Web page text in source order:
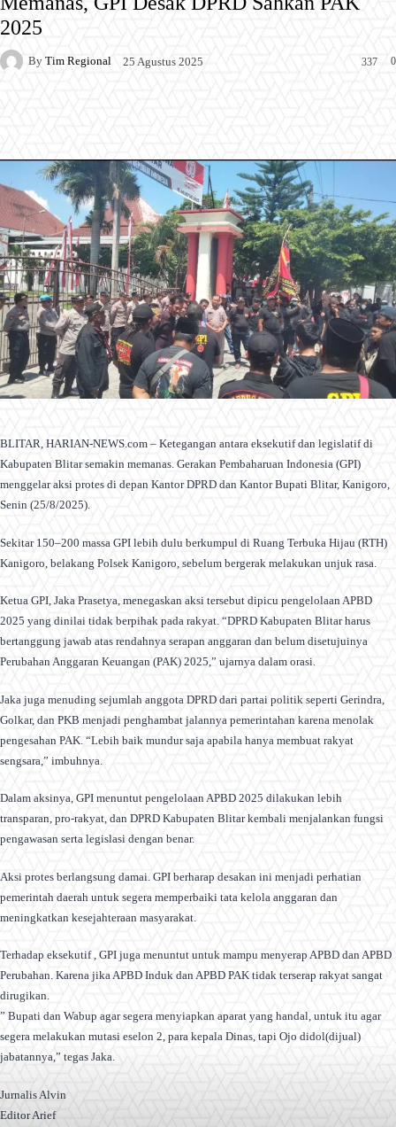
2025
By Tim Regional 25 Agustus 2025 0
337
BLITAR, HARIAN-NEWS.com – Ketegangan antara eksekutif dan legislatif di
Kabupaten Blitar semakin memanas. Gerakan Pembaharuan Indonesia (GPI)
menggelar aksi protes di depan Kantor DPRD dan Kantor Bupati Blitar, Kanigoro,
Senin (25/8/2025).
Sekitar 150–200 massa GPI lebih dulu berkumpul di Ruang Terbuka Hijau (RTH)
Kanigoro, belakang Polsek Kanigoro, sebelum bergerak melakukan unjuk rasa.
Ketua GPI, Jaka Prasetya, menegaskan aksi tersebut dipicu pengelolaan APBD
2025 yang dinilai tidak berpihak pada rakyat. “DPRD Kabupaten Blitar harus
bertanggung jawab atas rendahnya serapan anggaran dan belum disetujuinya
Perubahan Anggaran Keuangan (PAK) 2025,” ujarnya dalam orasi.
Jaka juga menuding sejumlah anggota DPRD dari partai politik seperti Gerindra,
Golkar, dan PKB menjadi penghambat jalannya pemerintahan karena menolak
pengesahan PAK. “Lebih baik mundur saja apabila hanya membuat rakyat
sengsara,” imbuhnya.
Dalam aksinya, GPI menuntut pengelolaan APBD 2025 dilakukan lebih
transparan, pro-rakyat, dan DPRD Kabupaten Blitar kembali menjalankan fungsi
pengawasan serta legislasi dengan benar.
Aksi protes berlangsung damai. GPI berharap desakan ini menjadi perhatian
pemerintah daerah untuk segera memperbaiki tata kelola anggaran dan
meningkatkan kesejahteraan masyarakat.
Terhadap eksekutif , GPI juga menuntut untuk mampu menyerap APBD dan APBD
Perubahan. Karena jika APBD Induk dan APBD PAK tidak terserap rakyat sangat
dirugikan.
” Bupati dan Wabup agar segera menyiapkan aparat yang handal, untuk itu agar
segera melakukan mutasi eselon 2, para kepala Dinas, tapi Ojo didol(dijual)
jabatannya,” tegas Jaka.
Jurnalis Alvin
Editor Arief